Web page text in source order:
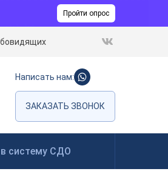
Пройти опрос
Написать нам:
ЗАКАЗАТЬ ЗВОНОК
систему СДО